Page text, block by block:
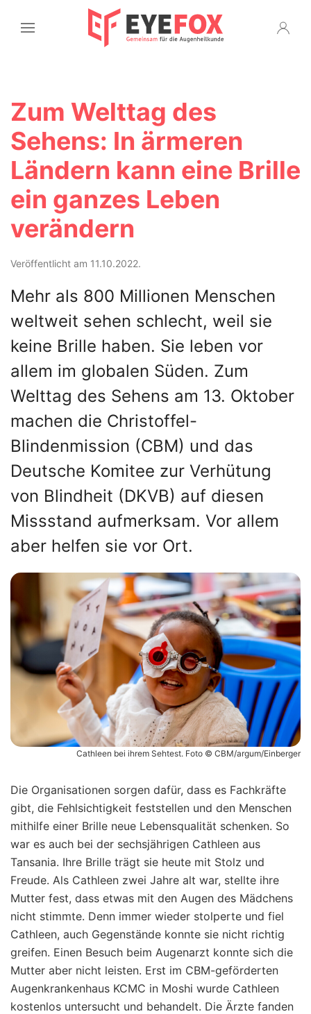
Zum Welttag des
Sehens: In ärmeren
Ländern kann eine Brille
ein ganzes Leben
verändern
Veröffentlicht am 11.10.2022.
Mehr als 800 Millionen Menschen
weltweit sehen schlecht, weil sie
keine Brille haben. Sie leben vor
allem im globalen Süden. Zum
Welttag des Sehens am 13. Oktober
machen die Christoffel-
Blindenmission (CBM) und das
Deutsche Komitee zur Verhütung
von Blindheit (DKVB) auf diesen
Missstand aufmerksam. Vor allem
aber helfen sie vor Ort.
Cathleen bei ihrem Sehtest. Foto © CBM/argum/Einberger
Die Organisationen sorgen dafür, dass es Fachkräfte
gibt, die Fehlsichtigkeit feststellen und den Menschen
mithilfe einer Brille neue Lebensqualität schenken. So
war es auch bei der sechsjährigen Cathleen aus
Tansania. Ihre Brille trägt sie heute mit Stolz und
Freude. Als Cathleen zwei Jahre alt war, stellte ihre
Mutter fest, dass etwas mit den Augen des Mädchens
nicht stimmte. Denn immer wieder stolperte und fiel
Cathleen, auch Gegenstände konnte sie nicht richtig
greifen. Einen Besuch beim Augenarzt konnte sich die
Mutter aber nicht leisten. Erst im CBM-geförderten
Augenkrankenhaus KCMC in Moshi wurde Cathleen
kostenlos untersucht und behandelt. Die Ärzte fanden